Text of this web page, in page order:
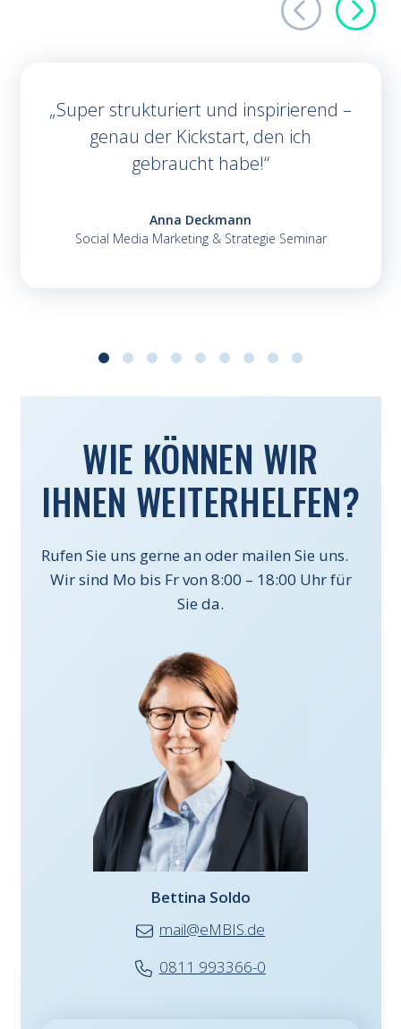
Super strukturiert und inspirierend –
genau der Kickstart, den ich
gebraucht habe!
Anna Deckmann
Social Media Marketing & Strategie Seminar
WIE KÖNNEN WIR
IHNEN WEITERHELFEN?
Rufen Sie uns gerne an oder mailen Sie uns.
Wir sind Mo bis Fr von 8:00 – 18:00 Uhr für
Sie da.
Bettina Soldo
mail@eMBIS.de
0811 993366-0